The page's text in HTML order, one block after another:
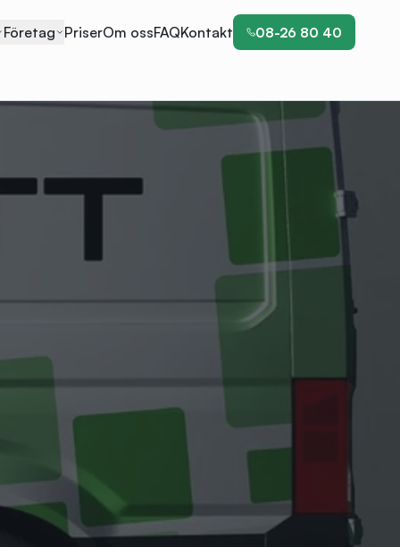
Företag PriserOm ossFAQKontakt 08-26 80 40